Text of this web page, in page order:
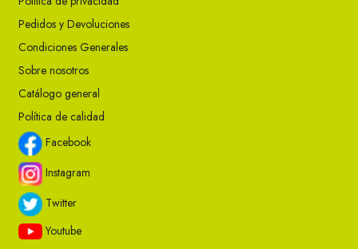
Pedidos y Devoluciones
Condiciones Generales
Sobre nosotros
Catálogo general
Política de calidad
Facebook
Instagram
Twitter
Youtube